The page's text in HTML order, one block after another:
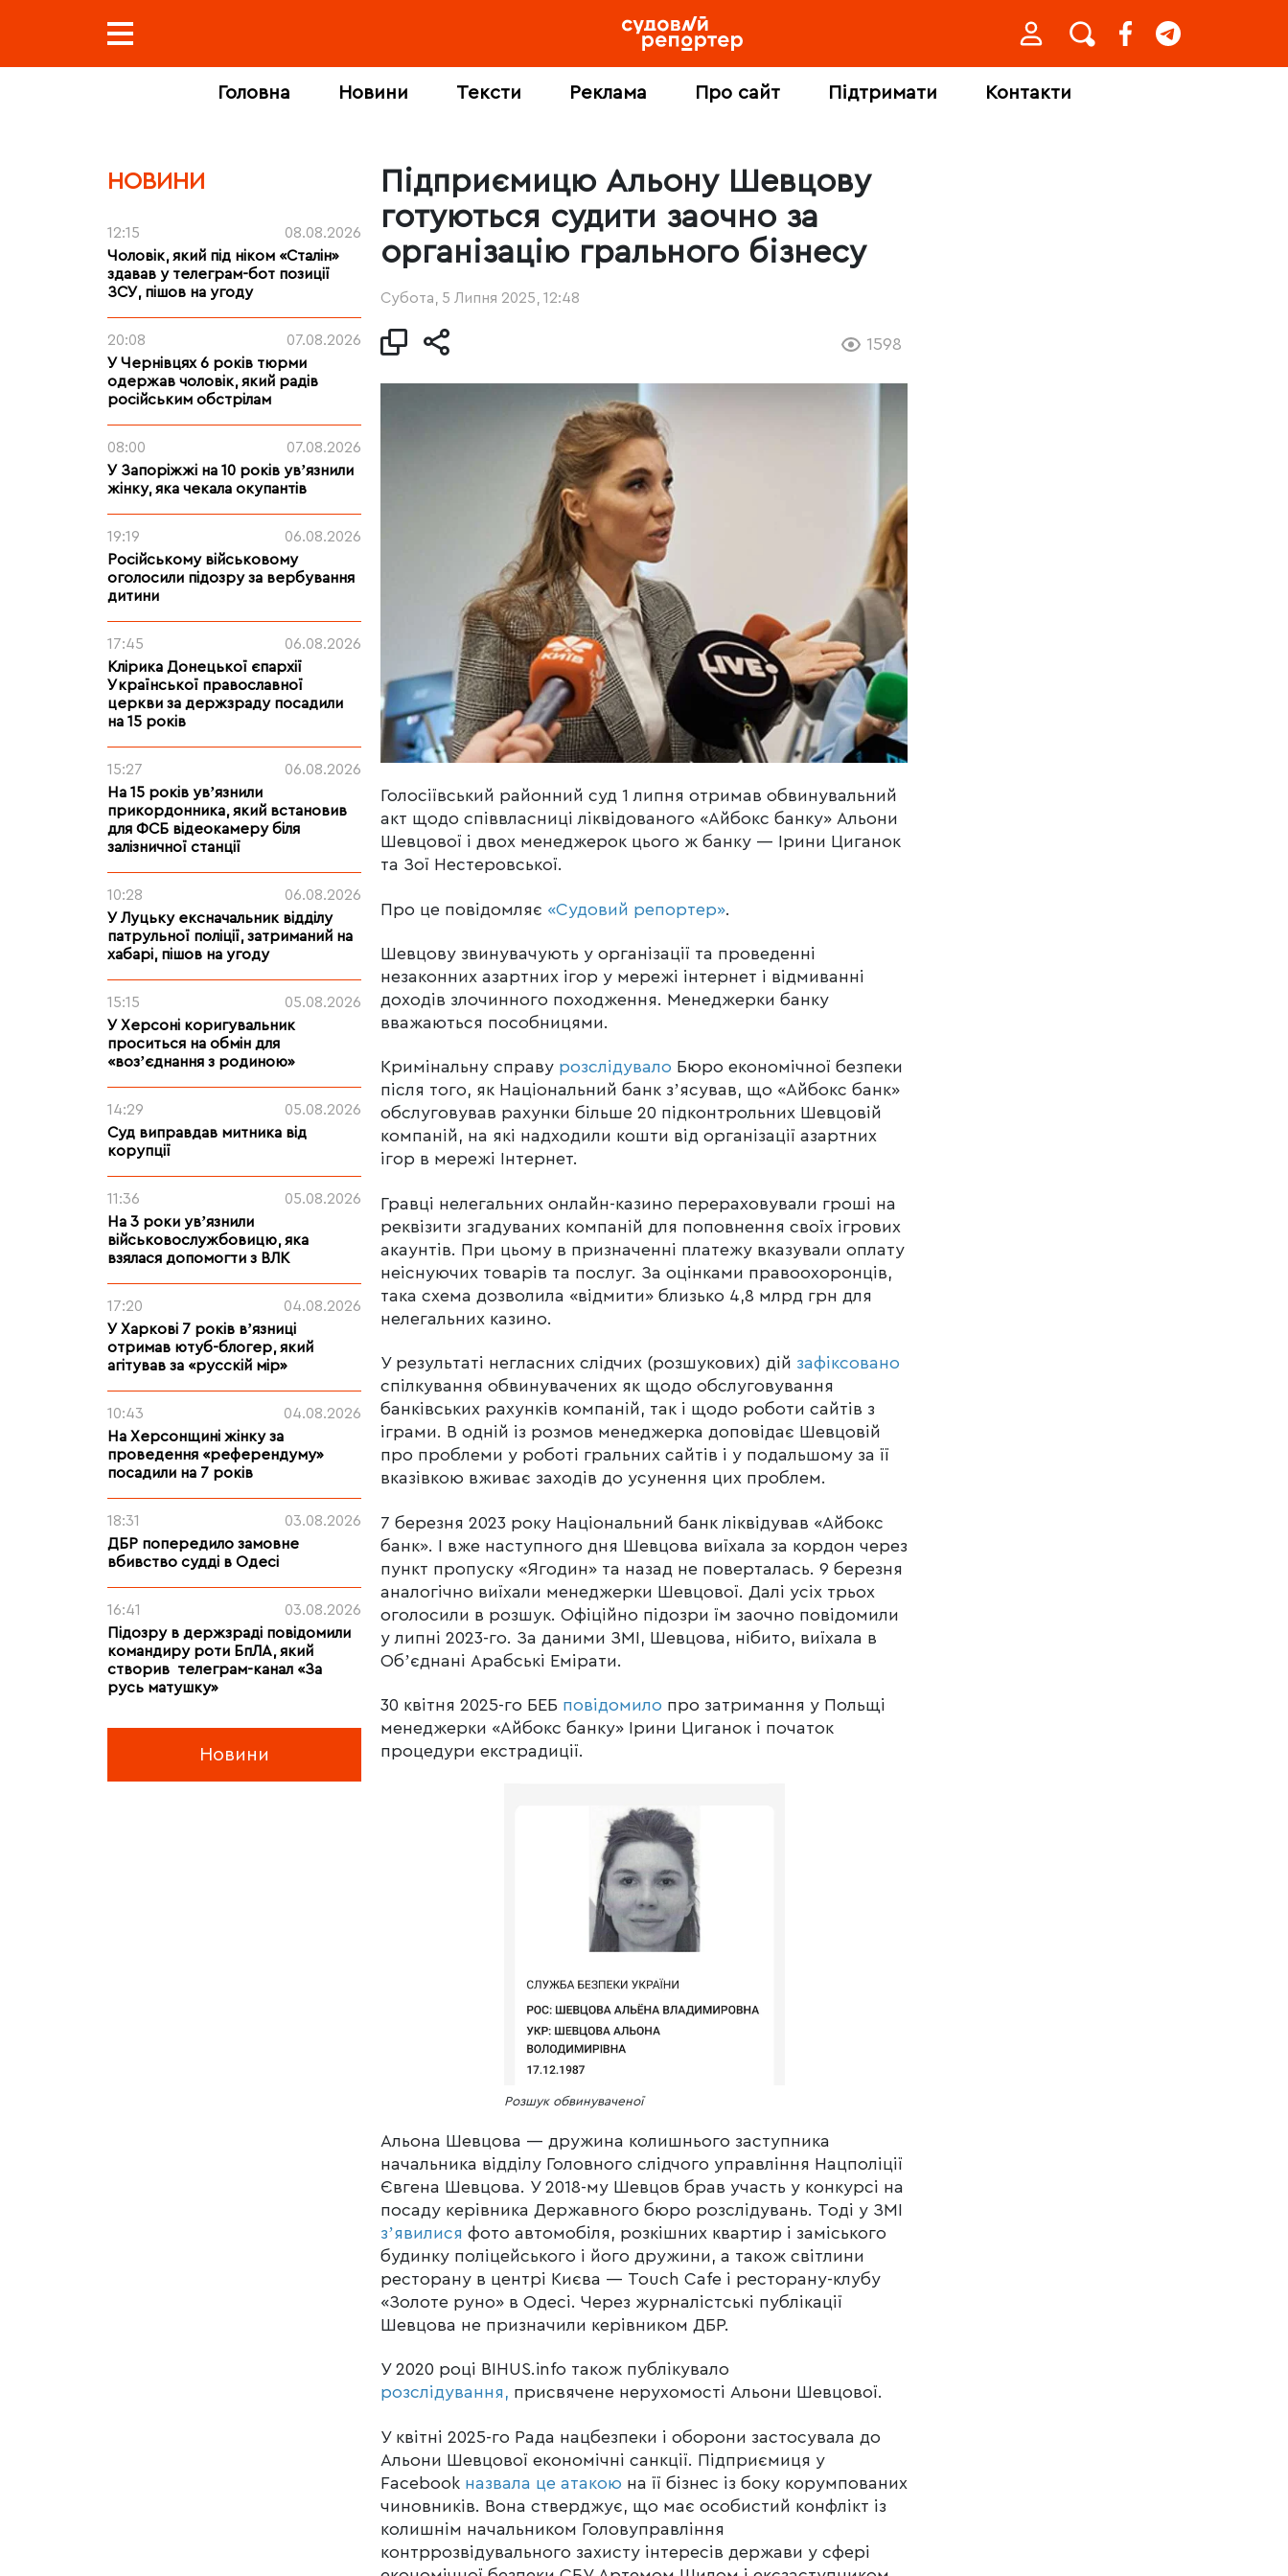
Головна Новини Тексти Реклама Про сайт Підтримати Контакти
НОВИНИ
12:15
08.08.2026
Чоловік, який під ніком «Сталін»
здавав у телеграм-бот позиції
ЗСУ, пішов на угоду
20:08
07.08.2026
У Чернівцях 6 років тюрми
одержав чоловік, який радів
російським обстрілам
08:00
07.08.2026
У Запоріжжі на 10 років увʼязнили
жінку, яка чекала окупантів
19:19
06.08.2026
Російському військовому
оголосили підозру за вербування
дитини
17:45
06.08.2026
Клірика Донецької єпархії
Української православної
церкви за держзраду посадили
на 15 років
15:27
06.08.2026
На 15 років увʼязнили
прикордонника, який встановив
для ФСБ відеокамеру біля
залізничної станції
10:28
06.08.2026
У Луцьку ексначальник відділу
патрульної поліції, затриманий на
хабарі, пішов на угоду
15:15
05.08.2026
У Херсоні коригувальник
проситься на обмін для
«возʼєднання з родиною»
14:29
05.08.2026
Суд виправдав митника від
корупції
11:36
05.08.2026
На 3 роки увʼязнили
військовослужбовицю, яка
взялася допомогти з ВЛК
17:20
04.08.2026
У Харкові 7 років вʼязниці
отримав ютуб-блогер, який
агітував за «русскій мір»
10:43
04.08.2026
На Херсонщині жінку за
проведення «референдуму»
посадили на 7 років
18:31
03.08.2026
ДБР попередило замовне
вбивство судді в Одесі
16:41
03.08.2026
Підозру в держзраді повідомили
командиру роти БпЛА, який
створив телеграм-канал «За
русь матушку»
Новини
Підприємицю Альону Шевцову
готуються судити заочно за
організацію грального бізнесу
Субота, 5 Липня 2025, 12:48
1598
Голосіївський районний суд 1 липня отримав обвинувальний
акт щодо співвласниці ліквідованого «Айбокс банку» Альони
Шевцової і двох менеджерок цього ж банку — Ірини Циганок
та Зої Нестеровської.
Про це повідомляє «Судовий репортер».
Шевцову звинувачують у організації та проведенні
незаконних азартних ігор у мережі інтернет і відмиванні
доходів злочинного походження. Менеджерки банку
вважаються пособницями.
Кримінальну справу розслідувало Бюро економічної безпеки
після того, як Національний банк зʼясував, що «Айбокс банк»
обслуговував рахунки більше 20 підконтрольних Шевцовій
компаній, на які надходили кошти від організації азартних
ігор в мережі Інтернет.
Гравці нелегальних онлайн-казино перераховували гроші на
реквізити згадуваних компаній для поповнення своїх ігрових
акаунтів. При цьому в призначенні платежу вказували оплату
неіснуючих товарів та послуг. За оцінками правоохоронців,
така схема дозволила «відмити» близько 4,8 млрд грн для
нелегальних казино.
У результаті негласних слідчих (розшукових) дій зафіксовано
спілкування обвинувачених як щодо обслуговування
банківських рахунків компаній, так і щодо роботи сайтів з
іграми. В одній із розмов менеджерка доповідає Шевцовій
про проблеми у роботі гральних сайтів і у подальшому за її
вказівкою вживає заходів до усунення цих проблем.
7 березня 2023 року Національний банк ліквідував «Айбокс
банк». І вже наступного дня Шевцова виїхала за кордон через
пункт пропуску «Ягодин» та назад не поверталась. 9 березня
аналогічно виїхали менеджерки Шевцової. Далі усіх трьох
оголосили в розшук. Офіційно підозри їм заочно повідомили
у липні 2023-го. За даними ЗМІ, Шевцова, нібито, виїхала в
Обʼєднані Арабські Емірати.
30 квітня 2025-го БЕБ повідомило про затримання у Польщі
менеджерки «Айбокс банку» Ірини Циганок і початок
процедури екстрадиції.
Розшук обвинуваченої
Альона Шевцова — дружина колишнього заступника
начальника відділу Головного слідчого управління Нацполіції
Євгена Шевцова. У 2018-му Шевцов брав участь у конкурсі на
посаду керівника Державного бюро розслідувань. Тоді у ЗМІ
зʼявилися фото автомобіля, розкішних квартир і заміського
будинку поліцейського і його дружини, а також світлини
ресторану в центрі Києва — Touch Cafe і ресторану-клубу
«Золоте руно» в Одесі. Через журналістські публікації
Шевцова не призначили керівником ДБР.
У 2020 році BIHUS.info також публікувало
розслідування, присвячене нерухомості Альони Шевцової.
У квітні 2025-го Рада нацбезпеки і оборони застосувала до
Альони Шевцової економічні санкції. Підприємиця у
Facebook назвала це атакою на її бізнес із боку корумпованих
чиновників. Вона стверджує, що має особистий конфлікт із
колишнім начальником Головуправління
контррозвідувального захисту інтересів держави у сфері